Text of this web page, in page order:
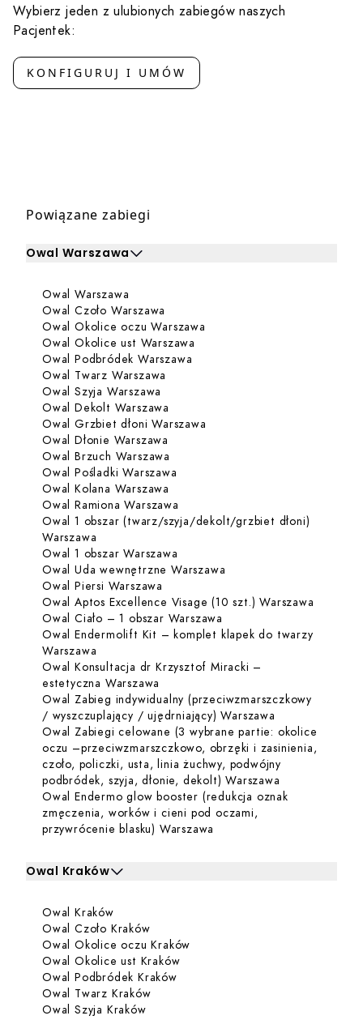
Wybierz jeden z ulubionych zabiegów naszych
Pacjentek:
KONFIGURUJ I UMÓW
Powiązane zabiegi
Owal Warszawa
Kliknij, aby rozwinąć i zobaczyć zabiegi dla Owal
Zabiegi dla Owal Warszawa
Owal Warszawa
Owal Czoło Warszawa
Owal Okolice oczu Warszawa
Owal Okolice ust Warszawa
Owal Podbródek Warszawa
Owal Twarz Warszawa
Owal Szyja Warszawa
Owal Dekolt Warszawa
Owal Grzbiet dłoni Warszawa
Owal Dłonie Warszawa
Owal Brzuch Warszawa
Owal Pośladki Warszawa
Owal Kolana Warszawa
Owal Ramiona Warszawa
Owal 1 obszar (twarz/szyja/dekolt/grzbiet dłoni)
Warszawa
Owal 1 obszar Warszawa
Owal Uda wewnętrzne Warszawa
Owal Piersi Warszawa
Owal Aptos Excellence Visage (10 szt.) Warszawa
Owal Ciało – 1 obszar Warszawa
Owal Endermolift Kit – komplet klapek do twarzy
Warszawa
Owal Konsultacja dr Krzysztof Miracki –
estetyczna Warszawa
Owal Zabieg indywidualny (przeciwzmarszczkowy
/ wyszczuplający / ujędrniający) Warszawa
Owal Zabiegi celowane (3 wybrane partie: okolice
oczu –przeciwzmarszczkowo, obrzęki i zasinienia,
czoło, policzki, usta, linia żuchwy, podwójny
podbródek, szyja, dłonie, dekolt) Warszawa
Owal Endermo glow booster (redukcja oznak
zmęczenia, worków i cieni pod oczami,
przywrócenie blasku) Warszawa
Owal Kraków
Kliknij, aby rozwinąć i zobaczyć zabiegi dla Owal Kraków
Zabiegi dla Owal Kraków
Owal KrakówDowiedz się więcej o Owal Kraków
Owal Czoło KrakówDowiedz się więcej o Owal Czoło
Owal Okolice oczu Kraków
Owal Okolice ust KrakówDowiedz się więcej o Owal
Owal Podbródek KrakówDowiedz się więcej o Owal
Owal Twarz KrakówDowiedz się więcej o Owal Twarz
Owal Szyja KrakówDowiedz się więcej o Owal Szyja